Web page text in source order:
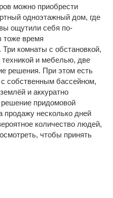
можно приобрести
одноэтажный дом, где
ощутили себя по-
тоже время
Три комнаты с обстановкой,
техникой и мебелью, две
решения. При этом есть
собственным бассейном,
и аккуратно
придомовой
продажу несколько дней
количество людей,
чтобы принять